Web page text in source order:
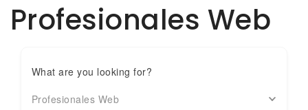
Profesionales Web
What are you looking for?
Profesionales Web